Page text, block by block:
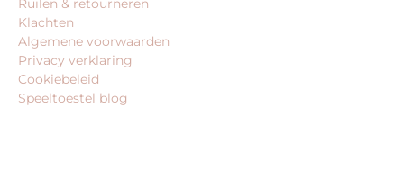
Ruilen & retourneren
Klachten
Algemene voorwaarden
Privacy verklaring
Cookiebeleid
Speeltoestel blog